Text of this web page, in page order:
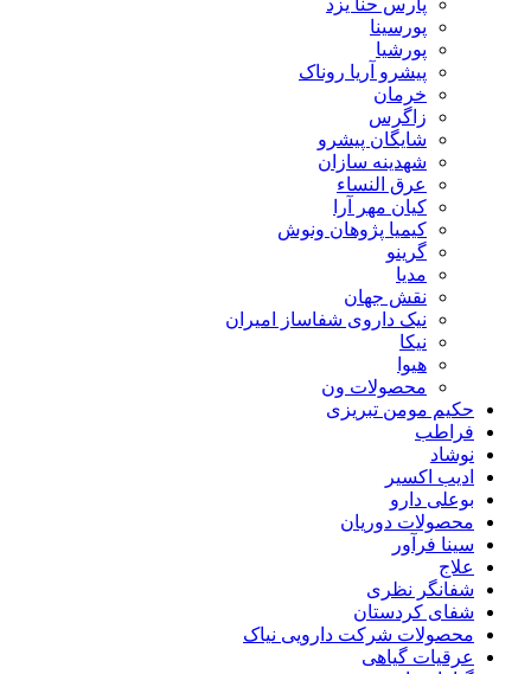
پارس حنا یزد
پورسینا
پورشیا
پیشرو آریا روناک
خرمان
زاگرس
شایگان پیشرو
شهدینه سازان
عرق النساء
کیان مهر آرا
کیمیا پژوهان ونوش
گرینو
مدیا
نقش جهان
نیک داروی شفاساز امیران
نیکا
هیوا
محصولات ون
حکیم مومن تبریزی
فراطب
نوشاد
ادیب اکسیر
بوعلی دارو
محصولات دوریان
سینا فرآور
علاج
شفانگر نظری
شفای کردستان
محصولات شرکت دارویی نیاک
عرقیات گیاهی